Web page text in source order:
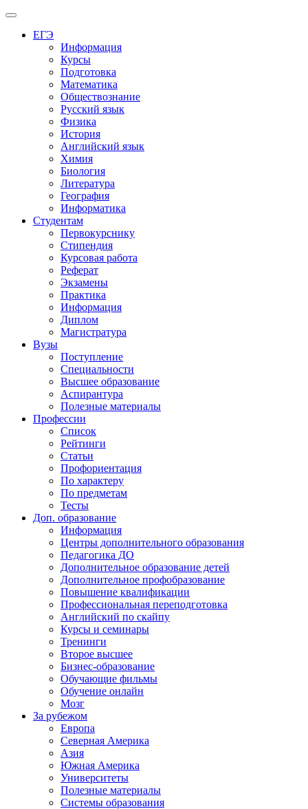
Меню
ЕГЭ
Информация
Курсы
Подготовка
Математика
Обществознание
Русский язык
Физика
История
Английский язык
Химия
Биология
Литература
География
Информатика
Студентам
Первокурснику
Стипендия
Курсовая работа
Реферат
Экзамены
Практика
Информация
Диплом
Магистратура
Вузы
Поступление
Специальности
Высшее образование
Аспирантура
Полезные материалы
Профессии
Список
Рейтинги
Статьи
Профориентация
По характеру
По предметам
Тесты
Доп. образование
Информация
Центры дополнительного образования
Педагогика ДО
Дополнительное образование детей
Дополнительное профобразование
Повышение квалификации
Профессиональная переподготовка
Английский по скайпу
Курсы и семинары
Тренинги
Второе высшее
Бизнес-образование
Обучающие фильмы
Обучение онлайн
Мозг
За рубежом
Европа
Северная Америка
Азия
Южная Америка
Университеты
Полезные материалы
Системы образования